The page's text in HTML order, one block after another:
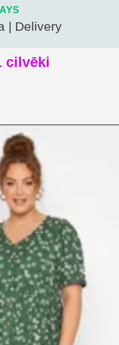
| Delivery
cilvēki